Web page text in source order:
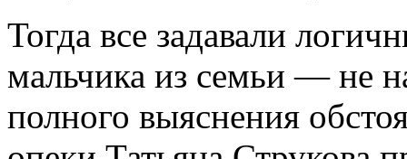
Тогда все задавали
мальчика из семьи — не
полного выяснения